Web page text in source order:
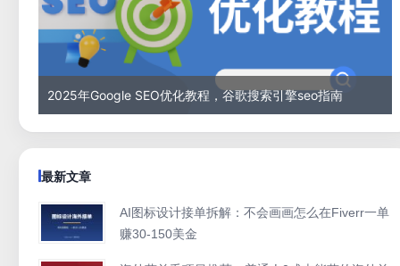
2025年Google SEO优化教程，谷歌搜索引擎seo指南
最新文章
AI图标设计接单拆解：不会画画怎么在Fiverr一单
赚30-150美金